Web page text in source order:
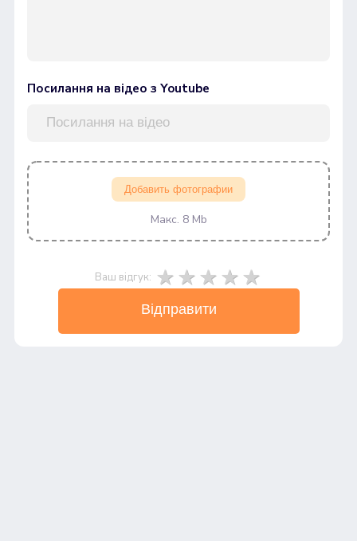
Посилання на відео з Youtube
Добавить фотографии
Макс. 8 Mb
Ваш відгук:
Відправити